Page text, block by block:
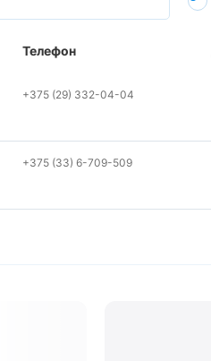
Телефон
+375 (29) 332-04-04
+375 (33) 6-709-509